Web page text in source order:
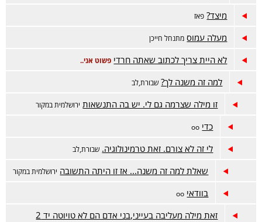
מיצד? פאז
מעלה עמוס מתנחל חייכן
לא היית צריך לכתוב שאתה חרדי פשוט אני..
למה זה משנה לך? שבורת,לב
זו מילה שצרמה גם לי. יש בה התנשאות ירושלמית במקור
כדי oo
לי זה לא צורם. זאת טרמינולוגיה. שבורת,לב
שאלת למה זה משנה... אז זו היתה התשובה ירושלמית במקור
בוודאי oo
זאת מילה מעליבה בעייני,בני אדם הם לא טויוטה יד 2